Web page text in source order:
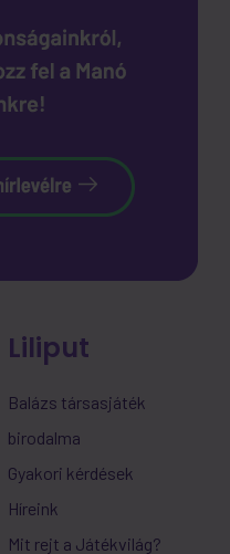
Liliput
Balázs társasjáték
birodalma
Gyakori kérdések
Híreink
Mit rejt a Játékvilág?